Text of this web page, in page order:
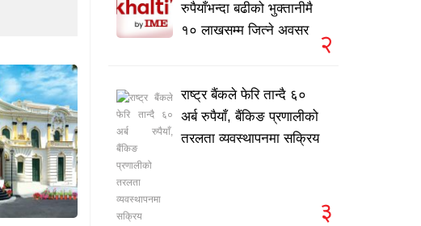
रुपैयाँभन्दा बढीको भुक्तानीमै
१० लाखसम्म जित्ने अवसर
२
राष्ट्र बैंकले फेरि तान्दै ६०
अर्ब रुपैयाँ, बैंकिङ प्रणालीको
तरलता व्यवस्थापनमा सक्रिय
३